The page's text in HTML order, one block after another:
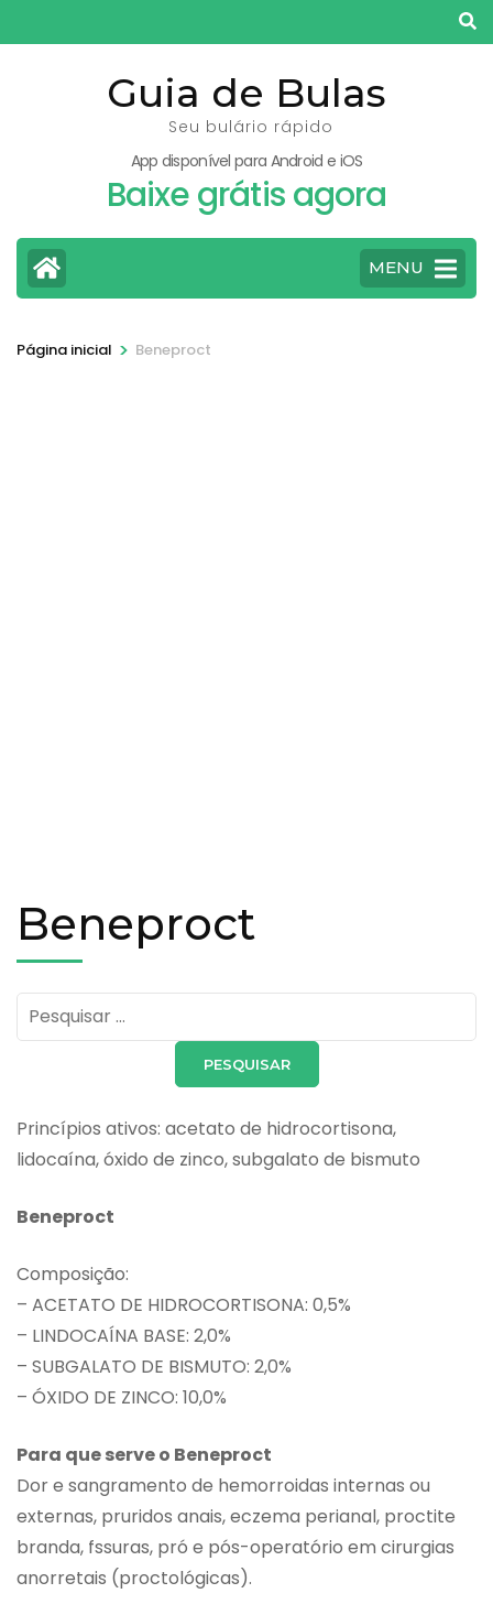
para
Guia de Bulas
Seu bulário rápido
App disponível para Android e iOS
Baixe grátis agora
MENU
Página inicial > Beneproct
Beneproct
Pesquisar
por:
Princípios ativos: acetato de hidrocortisona,
lidocaína, óxido de zinco, subgalato de bismuto
Beneproct
Composição:
– ACETATO DE HIDROCORTISONA: 0,5%
– LINDOCAÍNA BASE: 2,0%
– SUBGALATO DE BISMUTO: 2,0%
– ÓXIDO DE ZINCO: 10,0%
Para que serve o Beneproct
Dor e sangramento de hemorroidas internas ou
externas, pruridos anais, eczema perianal, proctite
branda, fssuras, pró e pós-operatório em cirurgias
anorretais (proctológicas).